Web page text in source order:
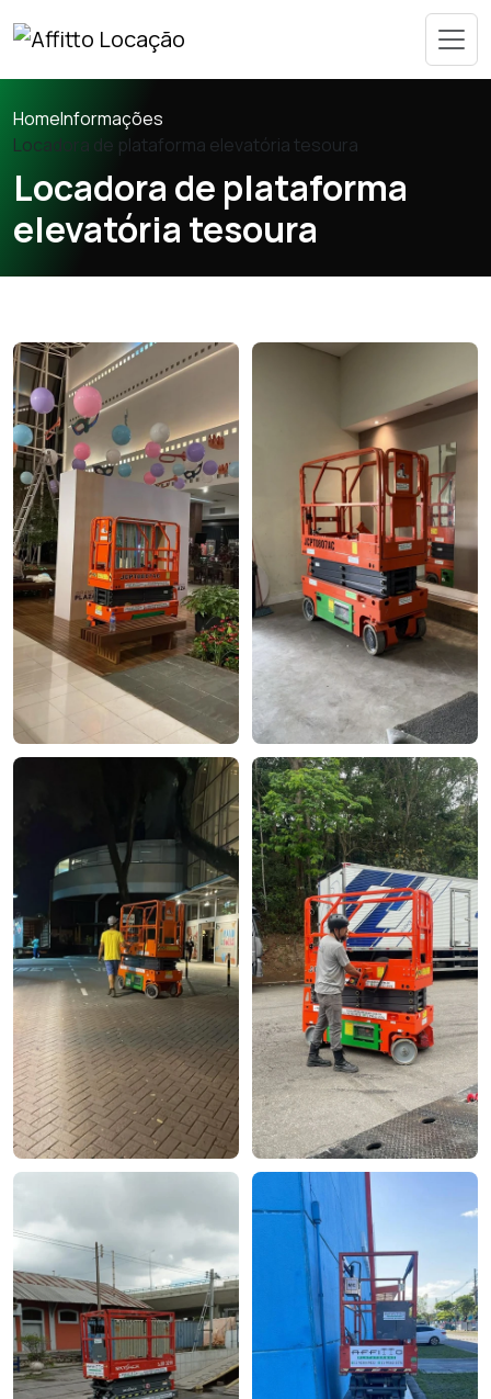
HomeInformações
Locadora de plataforma elevatória tesoura
Locadora de plataforma
elevatória tesoura